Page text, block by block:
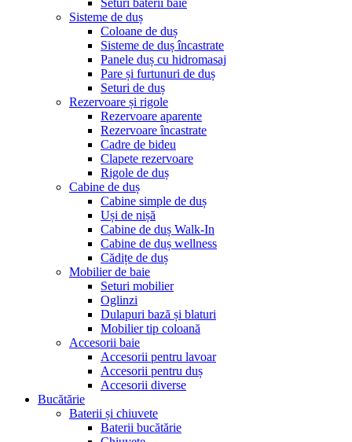
Seturi baterii baie
Sisteme de duș
Coloane de duș
Sisteme de duș încastrate
Panele duș cu hidromasaj
Pare și furtunuri de duș
Seturi de duș
Rezervoare și rigole
Rezervoare aparente
Rezervoare încastrate
Cadre de bideu
Clapete rezervoare
Rigole de duș
Cabine de duș
Cabine simple de duș
Uși de nișă
Cabine de duș Walk-In
Cabine de duș wellness
Cădițe de duș
Mobilier de baie
Seturi mobilier
Oglinzi
Dulapuri bază și blaturi
Mobilier tip coloană
Accesorii baie
Accesorii pentru lavoar
Accesorii pentru duș
Accesorii diverse
Bucătărie
Baterii și chiuvete
Baterii bucătărie